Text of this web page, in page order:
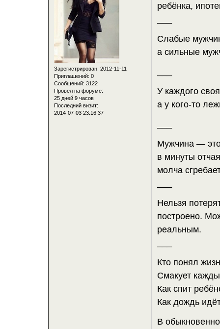
Зарегистрирован: 2012-11-11
Приглашений: 0
Сообщений: 3122
Провел на форуме:
25 дней 9 часов
Последний визит:
2014-07-03 23:16:37
ребёнка,
Слабые
а сильные
У каждого
а у кого-то
Мужчина — это
в минуты
молча
Нельзя
построено.
реальным.
Кто понял
Смакует
Как спит
Как дождь
В